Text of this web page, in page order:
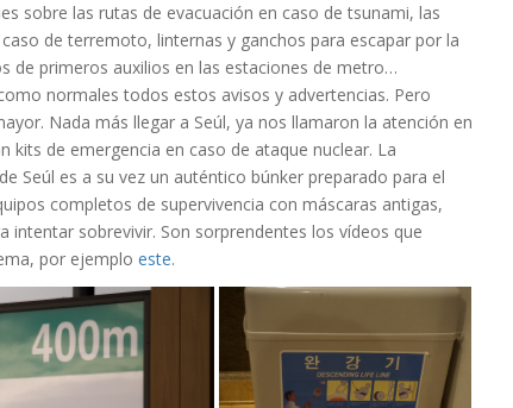
sobre las rutas de evacuación en caso de tsunami, las
de terremoto, linternas y ganchos para escapar por la
de primeros auxilios en las estaciones de metro…
normales todos estos avisos y advertencias. Pero
Nada más llegar a Seúl, ya nos llamaron la atención en
kits de emergencia en caso de ataque nuclear. La
Seúl es a su vez un auténtico búnker preparado para el
completos de supervivencia con máscaras antigas,
intentar sobrevivir. Son sorprendentes los vídeos que
por ejemplo este.